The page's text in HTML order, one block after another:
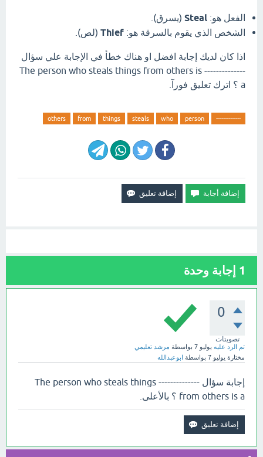
الفعل هو: Steal (يسرق).
الشخص الذي يقوم بالسرقة هو: Thief (لص).
اذا كان لديك إجابة افضل او هناك خطأ في الإجابة علي سؤال
-------------- The person who steals things from others is
a ؟ اترك تعليق فورآ.
--------------
person
who
steals
things
from
others
1 إجابة وحدة
0
تصويتات
تم الرد عليه يوليو 7 بواسطة مرشد تعليمي
مختارة يوليو 7 بواسطة ابوعبدالله
إجابة سؤال -------------- The person who steals things
from others is a ؟ بالأعلى.